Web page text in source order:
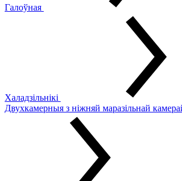
Галоўная
Халадзільнікі
Двухкамерныя з ніжняй маразільнай